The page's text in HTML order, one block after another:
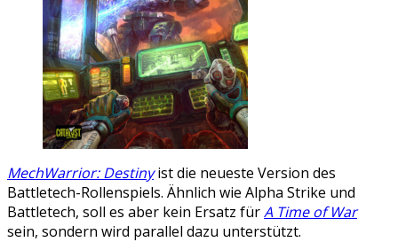
MechWarrior: Destinyist die neueste Version des
Battletech-Rollenspiels. Ähnlich wie Alpha Strike und
Battletech, soll es aber kein Ersatz fürA Time of War
sein, sondern wird parallel dazu unterstützt.